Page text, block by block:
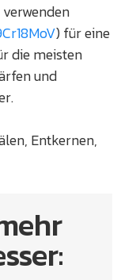
) für eine
die meisten
und
Entkernen,